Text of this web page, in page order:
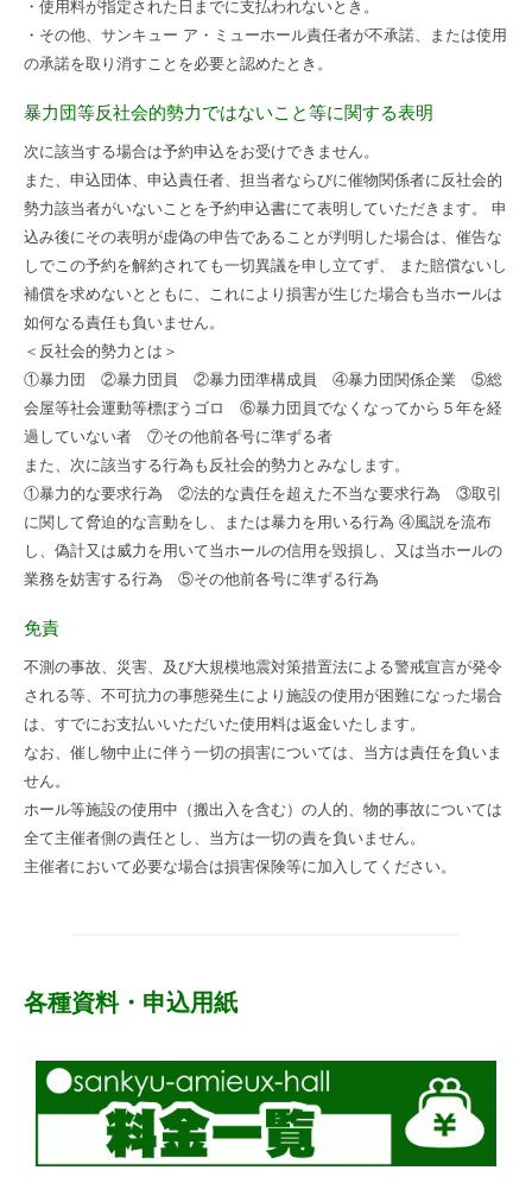
・使用料が指定された日までに支払われないとき。
・その他、サンキュー ア・ミューホール責任者が不承諾、または使用
の承諾を取り消すことを必要と認めたとき。
暴力団等反社会的勢力ではないこと等に関する表明
次に該当する場合は予約申込をお受けできません。
また、申込団体、申込責任者、担当者ならびに催物関係者に反社会的
勢力該当者がいないことを予約申込書にて表明していただきます。 申
込み後にその表明が虚偽の申告であることが判明した場合は、催告な
しでこの予約を解約されても一切異議を申し立てず、 また賠償ないし
補償を求めないとともに、これにより損害が生じた場合も当ホールは
如何なる責任も負いません。
＜反社会的勢力とは＞
①暴力団 ②暴力団員 ②暴力団準構成員 ④暴力団関係企業 ⑤総
会屋等社会運動等標ぼうゴロ ⑥暴力団員でなくなってから５年を経
過していない者 ⑦その他前各号に準ずる者
また、次に該当する行為も反社会的勢力とみなします。
①暴力的な要求行為 ②法的な責任を超えた不当な要求行為 ③取引
に関して脅迫的な言動をし、または暴力を用いる行為 ④風説を流布
し、偽計又は威力を用いて当ホールの信用を毀損し、又は当ホールの
業務を妨害する行為 ⑤その他前各号に準ずる行為
免責
不測の事故、災害、及び大規模地震対策措置法による警戒宣言が発令
される等、不可抗力の事態発生により施設の使用が困難になった場合
は、すでにお支払いいただいた使用料は返金いたします。
なお、催し物中止に伴う一切の損害については、当方は責任を負いま
せん。
ホール等施設の使用中（搬出入を含む）の人的、物的事故については
全て主催者側の責任とし、当方は一切の責を負いません。
主催者において必要な場合は損害保険等に加入してください。
各種資料・申込用紙